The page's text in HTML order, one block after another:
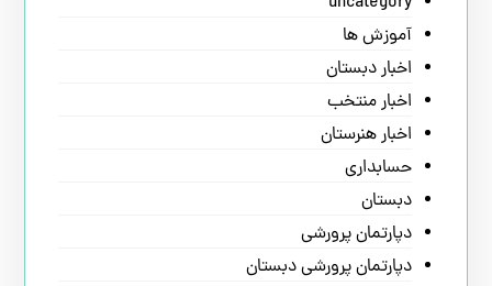
آموزش ها
اخبار دبستان
اخبار منتخب
اخبار هنرستان
حسابداری
دبستان
دپارتمان پرورشی
دپارتمان پرورشی دبستان